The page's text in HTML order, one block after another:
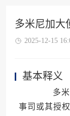
多米尼加大
2025-12-15
基本释义
多米尼
事司或其授